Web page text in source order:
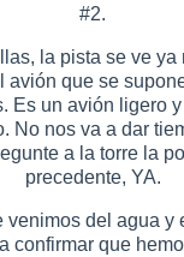
#2.
la pista se ve ya
avión que se
Es un avión ligero
No nos va a dar
a la torre la
precedente, YA.
venimos del agua y
confirmar que